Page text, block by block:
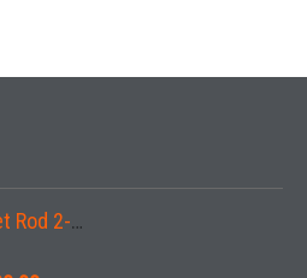
Ford Street Rod 2-Door V8 Aut. 1937